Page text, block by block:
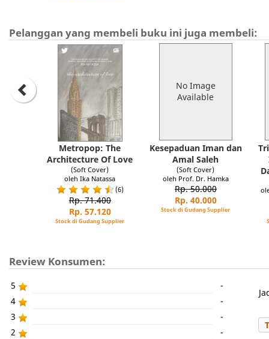
Pelanggan yang membeli buku ini juga membeli:
Metropop: The
Architecture Of Love
(Soft Cover)
oleh Ika Natassa
(6)
Rp. 71.400
Rp. 57.120
Stock di Gudang Supplier
No Image
Available
Kesepaduan Iman dan
Amal Saleh
(Soft Cover)
oleh Prof. Dr. Hamka
Rp. 50.000
Rp. 40.000
Stock di Gudang Supplier
Review Konsumen:
5
-
4
-
3
-
2
-